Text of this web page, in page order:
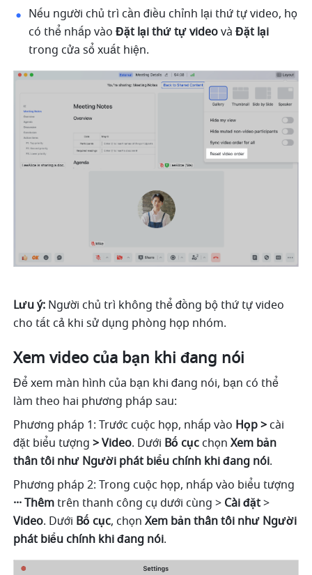
Nếu người chủ trì cần điều chỉnh lại thứ tự video, họ
có thể nhấp vào Đặt lại thứ tự video và
trong cửa sổ xuất hiện.
Lưu ý: Người chủ trì không thể đồng bộ thứ tự video
cho tất cả khi sử dụng phòng họp nhóm.
Xem video của bạn khi đang nói
Để xem màn hình của bạn khi đang nói, bạn có thể
làm theo hai phương pháp sau:
Phương pháp 1: Trước cuộc họp, nhấp vào Họp > cài
đặt biểu tượng > Video. Dưới Bố cục chọn Xem bản
thân tôi như Người phát biểu chính khi đang nói.
··· Thêm trên thanh công cụ dưới cùng > Cài đặt
Video. Dưới Bố cục, chọn Xem bản thân tôi như Người
phát biểu chính khi đang nói.